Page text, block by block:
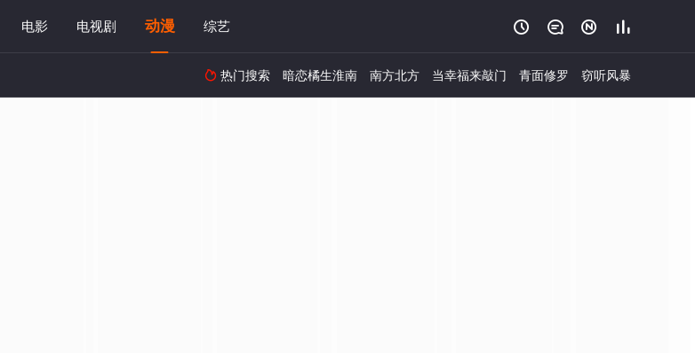
电影 电视剧 动漫 综艺    
 热门搜索 暗恋橘生淮南 南方北方 当幸福来敲门 青面修罗 窃听风暴